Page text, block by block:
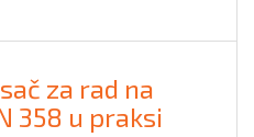
za rad na
358 u praksi